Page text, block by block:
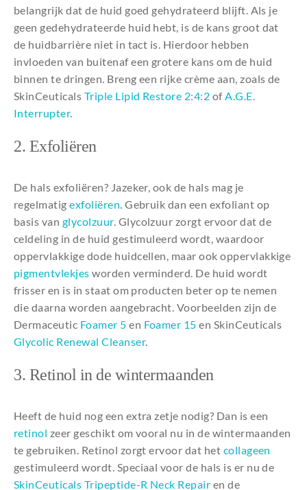
belangrijk dat de huid goed gehydrateerd blijft. Als je
geen gedehydrateerde huid hebt, is de kans groot dat
de huidbarrière niet in tact is. Hierdoor hebben
invloeden van buitenaf een grotere kans om de huid
binnen te dringen. Breng een rijke crème aan, zoals de
SkinCeuticals Triple Lipid Restore 2:4:2 ofA.G.E.
Interrupter.
2. Exfoliëren
De hals exfoliëren? Jazeker, ook de hals mag je
regelmatigexfoliëren. Gebruik dan een exfoliant op
basis van glycolzuur. Glycolzuur zorgt ervoor dat de
celdeling in de huid gestimuleerd wordt, waardoor
oppervlakkige dode huidcellen, maar ook oppervlakkige
pigmentvlekjes worden verminderd. De huid wordt
frisser en is in staat om producten beter op te nemen
die daarna worden aangebracht. Voorbeelden zijn de
Dermaceutic Foamer 5 en Foamer 15 en SkinCeuticals
Glycolic Renewal Cleanser.
3. Retinol in de wintermaanden
Heeft de huid nog een extra zetje nodig? Dan is een
retinol zeer geschikt om vooral nu in de wintermaanden
te gebruiken. Retinol zorgt ervoor dat het collageen
gestimuleerd wordt. Speciaal voor de hals is er nu de
SkinCeuticals Tripeptide-R Neck Repair en de